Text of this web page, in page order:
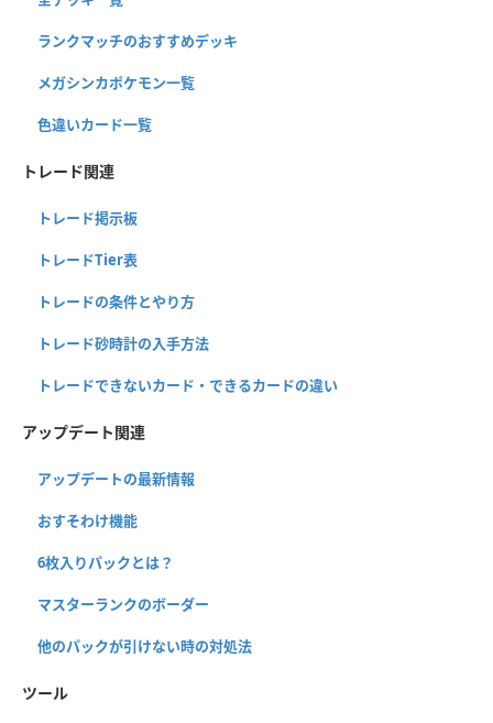
ランクマッチのおすすめデッキ
メガシンカポケモン一覧
色違いカード一覧
トレード関連
トレード掲示板
トレードTier表
トレードの条件とやり方
トレード砂時計の入手方法
トレードできないカード・できるカードの違い
アップデート関連
アップデートの最新情報
おすそわけ機能
6枚入りパックとは？
マスターランクのボーダー
他のパックが引けない時の対処法
ツール